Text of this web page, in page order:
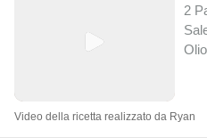
2
Video della ricetta realizzato da Ryan